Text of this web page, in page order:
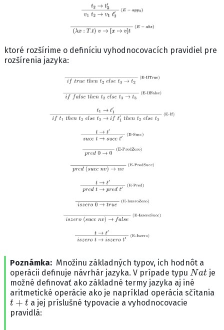
ktoré rozšírime o definíciu vyhodnocovacích pravidiel pre
rozšírenia jazyka:
Poznámka
Množinu základných typov, ich hodnôt a
operácii definuje návrhár jazyka. V prípade typu
Nat
je
možné definovať ako základné termy jazyka aj iné
aritmetické operácie ako je napríklad operácia sčítania
t+t
a jej príslušné typovacie a vyhodnocovacie
pravidlá: